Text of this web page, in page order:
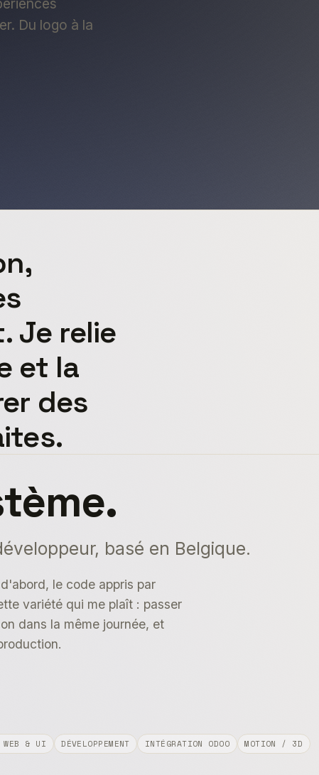
Du logo à la
Je relie
et la
des
basé en Belgique.
le code appris par
variété qui me plaît : passer
dans la même journée, et
WEB & UI DÉVELOPPEMENT INTÉGRATION ODOO MOTION / 3D